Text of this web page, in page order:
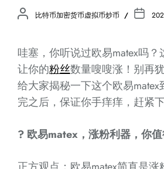
比特币加密货币虚拟币炒币
哇塞，你听说过欧易matex吗
让你的粉丝数量嗖嗖涨！别再
给大家揭秘一下这个欧易matex
完之后，保证你手痒痒，赶紧
? 欧易matex，涨粉利器，你值